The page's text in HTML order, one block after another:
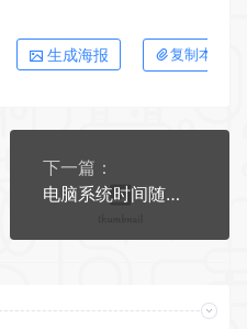
生成海报 复制本文链
下一篇：
电脑系统时间随机修改器